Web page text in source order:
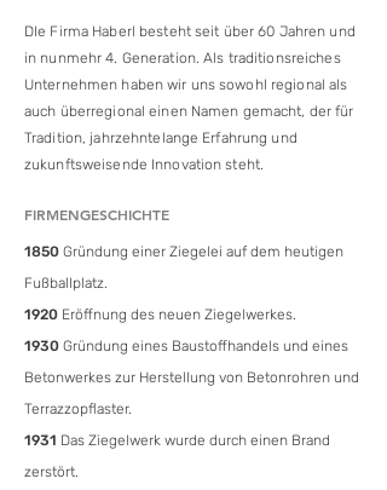
DIe Firma Haberl besteht seit über 60 Jahren und
in nunmehr 4. Generation. Als traditionsreiches
Unternehmen haben wir uns sowohl regional als
auch überregional einen Namen gemacht, der für
Tradition, jahrzehntelange Erfahrung und
zukunftsweisende Innovation steht.
FIRMENGESCHICHTE
1850 Gründung einer Ziegelei auf dem heutigen
Fußballplatz.
1920 Eröffnung des neuen Ziegelwerkes.
1930 Gründung eines Baustoffhandels und eines
Betonwerkes zur Herstellung von Betonrohren und
Terrazzopflaster.
1931 Das Ziegelwerk wurde durch einen Brand
zerstört.